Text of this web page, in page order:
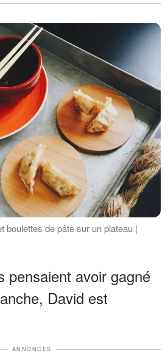
boulettes de pâte sur un plateau |
pensaient avoir gagné
David est
ANNONCES